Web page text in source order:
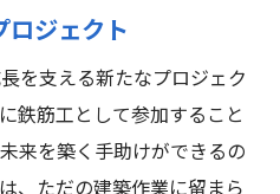
ジェクト
を支える新たなプロジェク
鉄筋工として参加すること
来を築く手助けができるの